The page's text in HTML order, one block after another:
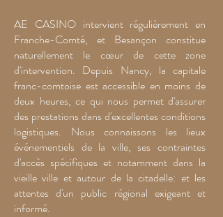
AE CASINO intervient régulièrement en
Franche-Comté, et Besançon constitue
naturellement le cœur de cette zone
d'intervention. Depuis Nancy, la capitale
franc-comtoise est accessible en moins de
deux heures, ce qui nous permet d'assurer
des prestations dans d'excellentes conditions
logistiques. Nous connaissons les lieux
événementiels de la ville, ses contraintes
d'accès spécifiques et notamment dans la
vieille ville et autour de la citadelle: et les
attentes d'un public régional exigeant et
informé.